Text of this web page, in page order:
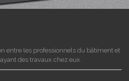
entre les professionnels du bâtiment et
des travaux chez eux.